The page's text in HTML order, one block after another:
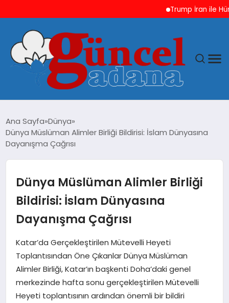
Trump İran ile
GÜNCEL
MAGAZIN
SAĞLIK
SPOR
TEKNOLOJI
Ana Sayfa Dünya
Dünya Müslüman Alimler Birliği Bildirisi: İslam Dünyasına
Dayanışma Çağrısı
Dünya Müslüman Alimler Birliği
Bildirisi: İslam Dünyasına
Dayanışma Çağrısı
Katar’da Gerçekleştirilen Mütevelli Heyeti
Toplantısından Öne Çıkanlar Dünya Müslüman
Alimler Birliği, Katar’ın başkenti Doha’daki genel
merkezinde hafta sonu gerçekleştirilen Mütevelli
Heyeti toplantısının ardından önemli bir bildiri